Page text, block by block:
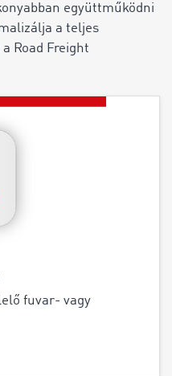
együttműködni
a teljes
Road Freight
fuvar- vagy